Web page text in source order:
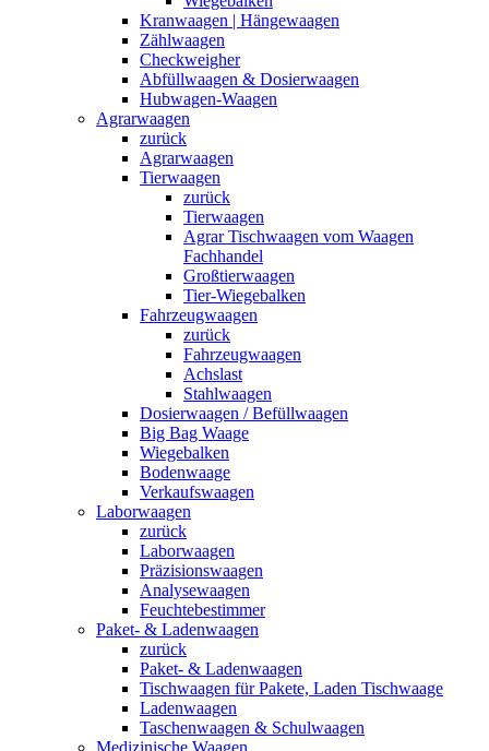
Kranwaagen | Hängewaagen
Zählwaagen
Checkweigher
Abfüllwaagen & Dosierwaagen
Hubwagen-Waagen
Agrarwaagen
zurück
Agrarwaagen
Tierwaagen
zurück
Tierwaagen
Agrar Tischwaagen vom Waagen
Fachhandel
Großtierwaagen
Tier-Wiegebalken
Fahrzeugwaagen
zurück
Fahrzeugwaagen
Achslast
Stahlwaagen
Dosierwaagen / Befüllwaagen
Big Bag Waage
Wiegebalken
Bodenwaage
Verkaufswaagen
Laborwaagen
zurück
Laborwaagen
Präzisionswaagen
Analysewaagen
Feuchtebestimmer
Paket- & Ladenwaagen
zurück
Paket- & Ladenwaagen
Tischwaagen für Pakete, Laden Tischwaage
Ladenwaagen
Taschenwaagen & Schulwaagen
Medizinische Waagen